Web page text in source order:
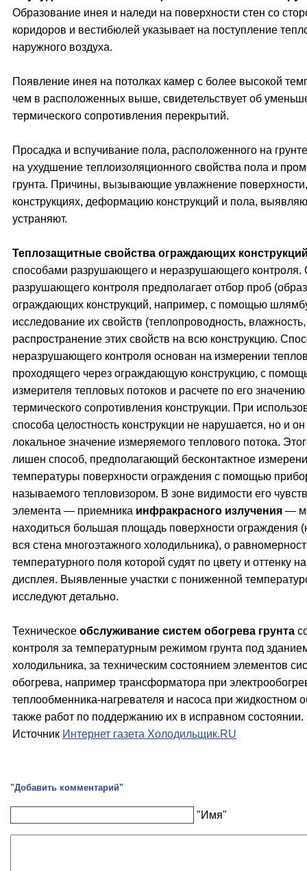
Образование инея и наледи на поверхности стен со
коридоров и вестибюлей указывает на поступление
наружного воздуха.
Появление инея на потолках камер с более высокой
чем в расположенных выше, свидетельствует об
термического сопротивления перекрытий.
Просадка и вспучивание пола, расположенного на
на ухудшение теплоизоляционного свойства пола и
грунта. Причины, вызывающие увлажнение
конструкциях, деформацию конструкций и пола,
устраняют.
Теплозащитные свойства ограждающих
способами разрушающего и неразрушающего контроля.
разрушающего контроля предполагает отбор проб
ограждающих конструкций, например, с помощью
исследование их свойств (теплопроводность,
распространение этих свойств на всю конструкцию.
неразрушающего контроля основан на измерении
проходящего через ограждающую конструкцию, с
измерителя тепловых потоков и расчете по его значению
термического сопротивления конструкции. При
способа целостность конструкции не нарушается, но и он
локальное значение измеряемого теплового потока.
лишен способ, предполагающий бесконтактное
температуры поверхности ограждения с помощью
называемого тепловизором. В зоне видимости его
элемента — приемника инфракрасного излучения —
находиться большая площадь поверхности ограждения
вся стена многоэтажного холодильника), о
температурного поля которой судят по цвету и оттенку
дисплея. Выявленные участки с пониженной
исследуют детально.
Техническое обслуживание систем обогрева грунта
контроля за температурным режимом грунта под
холодильника, за техническим состоянием элементов
обогрева, например трансформатора при
теплообменника-нагревателя и насоса при жидкостном
также работ по поддержанию их в исправном состоянии.
Источник Интернет газета Холодильщик.RU
"Добавить комментарий"
"Имя"